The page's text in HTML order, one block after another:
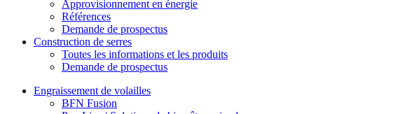
Approvisionnement en énergie
Références
Demande de prospectus
Construction de serres
Toutes les informations et les produits
Demande de prospectus
Engraissement de volailles
BFN Fusion